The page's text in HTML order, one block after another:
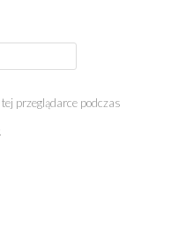
przeglądarce podczas